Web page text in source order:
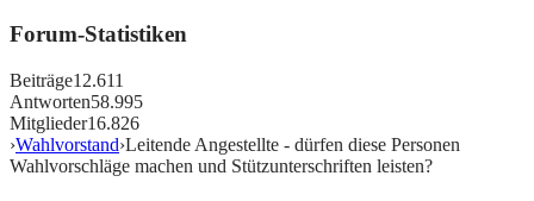
Forum-Statistiken
Beiträge12.611
Antworten58.995
Mitglieder16.826
›Wahlvorstand›Leitende Angestellte - dürfen diese Personen
Wahlvorschläge machen und Stützunterschriften leisten?